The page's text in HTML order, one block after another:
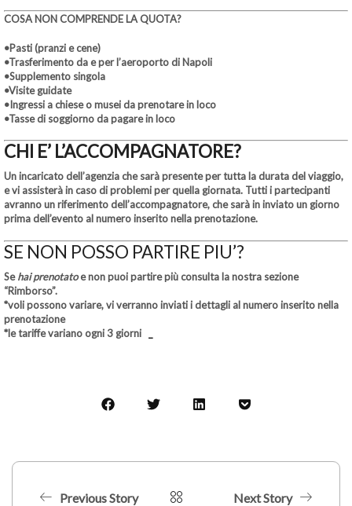
COSA NON COMPRENDE LA QUOTA?
•Pasti (pranzi e cene)
•Trasferimento da e per l’aeroporto di Napoli
•Supplemento singola
•Visite guidate
•Ingressi a chiese o musei da prenotare in loco
•Tasse di soggiorno da pagare in loco
CHI E’ L’ACCOMPAGNATORE?
Un incaricato dell’agenzia che sarà presente per tutta la durata del viaggio,
e vi assisterà in caso di problemi per quella giornata. Tutti i partecipanti
avranno un riferimento dell’accompagnatore, che sarà in inviato un giorno
prima dell’evento al numero inserito nella prenotazione.
SE NON POSSO PARTIRE PIU’?
Sehai prenotatoe non puoi partire più consulta la nostra sezione
“Rimborso”.
*voli possono variare, vi verranno inviati i dettagli al numero inserito nella
prenotazione
*le tariffe variano ogni 3 giorni
Previous Story Next Story